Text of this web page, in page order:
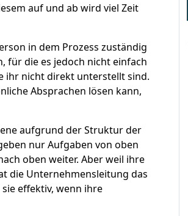
auf und ab wird viel Zeit
in dem Prozess zuständig
für die es jedoch nicht einfach
ihr nicht direkt unterstellt sind.
Absprachen lösen kann,
aufgrund der Struktur der
nur Aufgaben von oben
oben weiter. Aber weil ihre
die Unternehmensleitung das
effektiv, wenn ihre